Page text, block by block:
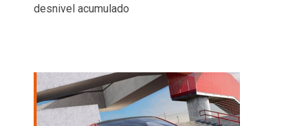
desnivel acumulado